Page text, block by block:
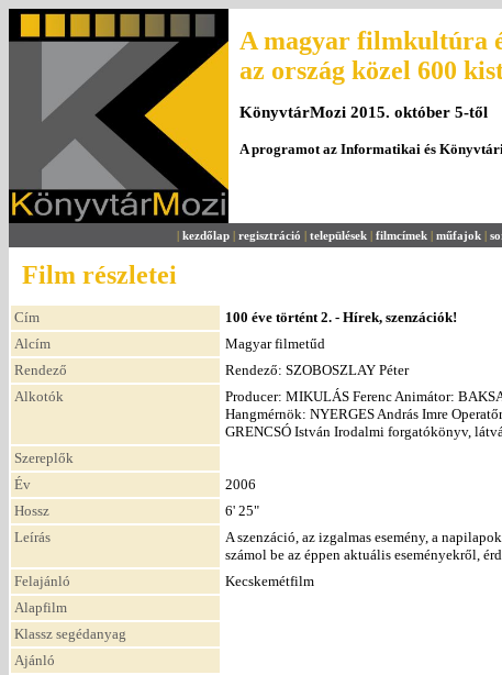
A magyar filmkultúra
az ország közel 600
KönyvtárMozi 2015. október 5-től
A programot az Informatikai és
| kezdőlap | regisztráció | települések | filmcímek | műfajok |
Film részletei
Cím
100 éve történt 2. - Hírek, szenzációk!
Alcím
Magyar filmetűd
Rendező
Rendező: SZOBOSZLAY Péter
Alkotók
Producer: MIKULÁS Ferenc Animátor:
Hangmérnök: NYERGES András Imre
GRENCSÓ István Irodalmi forgatókönyv,
Szereplők
Év
2006
Hossz
6' 25"
Leírás
A szenzáció, az izgalmas esemény, a
számol be az éppen aktuális eseményekről,
Felajánló
Kecskemétfilm
Alapfilm
Klassz segédanyag
Ajánló